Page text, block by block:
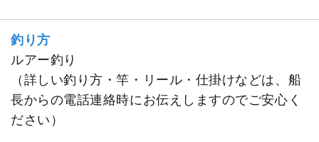
釣り方
ルアー釣り
（詳しい釣り方・竿・リール・仕掛けなどは、船
長からの電話連絡時にお伝えしますのでご安心く
ださい）